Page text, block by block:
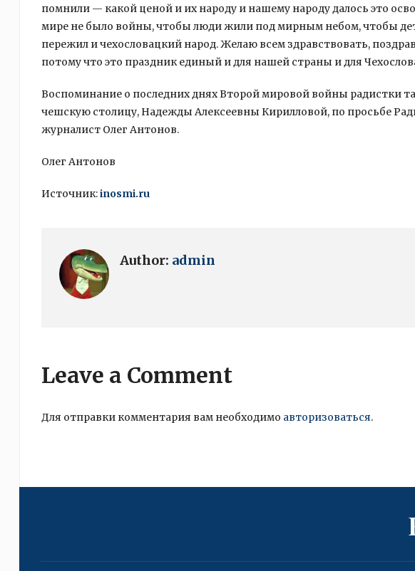
помнили — какой ценой и их народу и нашему народу далось это
мире не было войны, чтобы люди жили под мирным небом, чтобы
пережил и чехословацкий народ. Желаю всем здравствовать,
потому что это праздник единый и для нашей страны и для
Воспоминание о последних днях Второй мировой войны радистки
чешскую столицу, Надежды Алексеевны Кирилловой, по просьбе
журналист Олег Антонов.
Олег Антонов
Источник:inosmi.ru
Author: admin
Leave a Comment
Для отправки комментария вам необходимо авторизоваться.